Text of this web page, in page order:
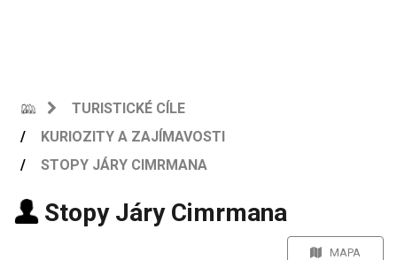
TURISTICKÉ CÍLE
KURIOZITY A ZAJÍMAVOSTI
STOPY JÁRY CIMRMANA
Stopy Járy Cimrmana
MAPA